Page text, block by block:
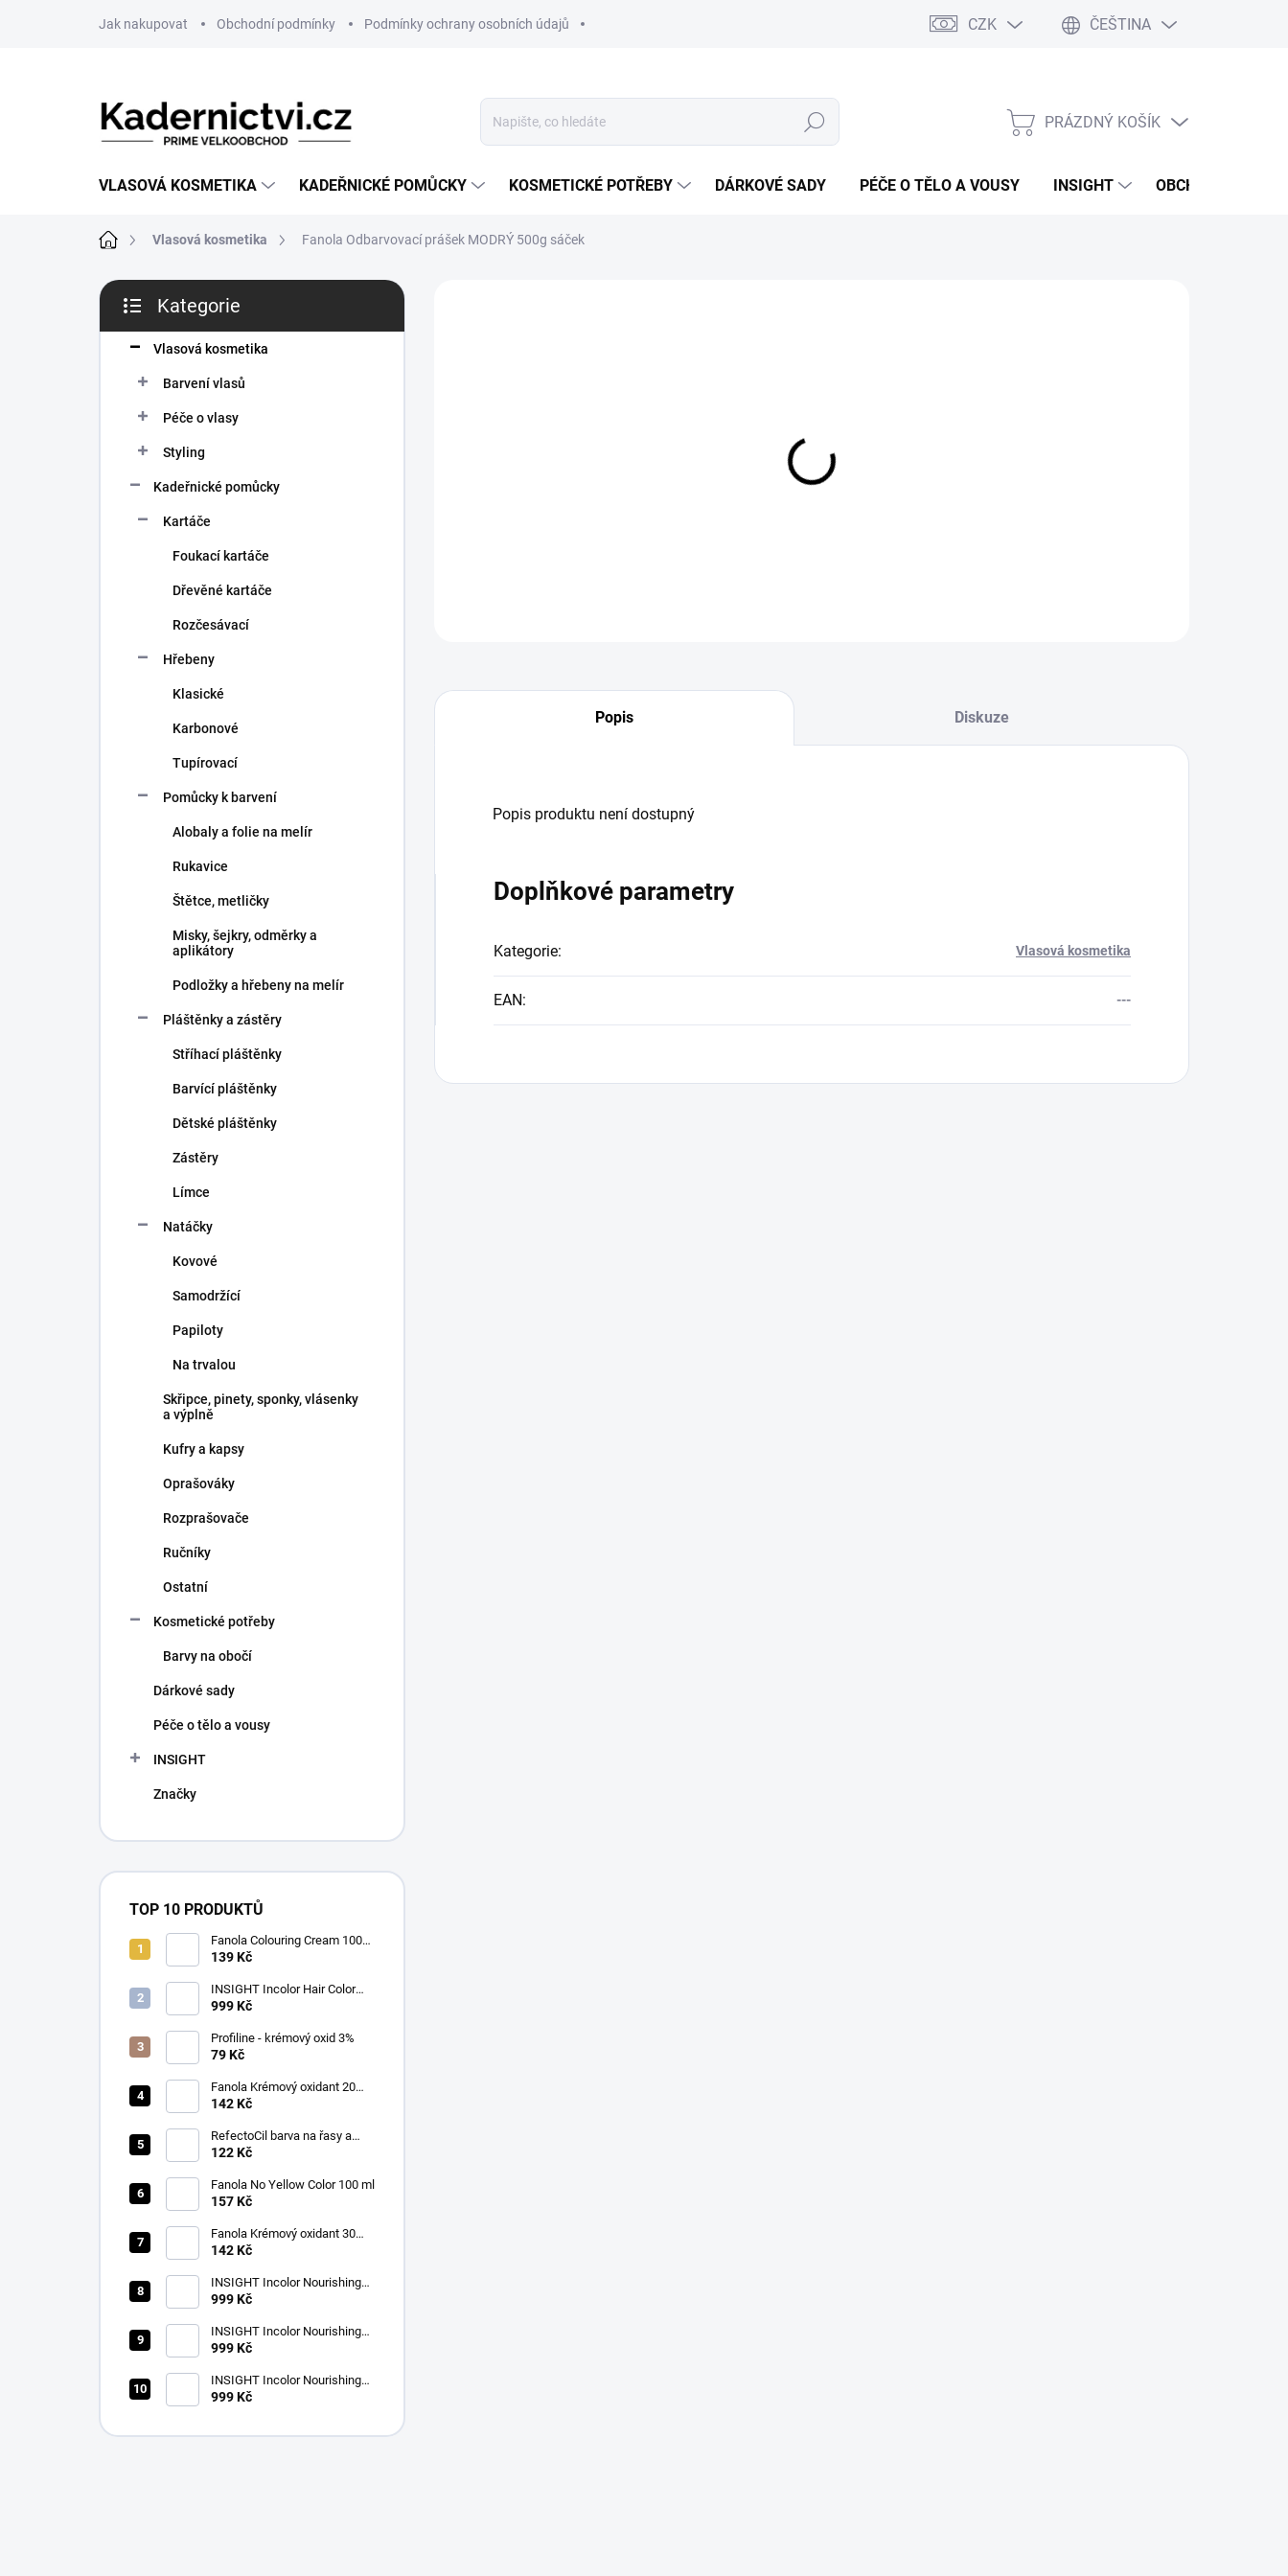
Jak nakupovat Obchodní podmínky Podmínky ochrany osobních údajů CZK ČEŠTINA
Hledat
NÁKUPNÍ
PRÁZDNÝ KOŠÍK
VLASOVÁ KOSMETIKA KADEŘNICKÉ POMŮCKY KOSMETICKÉ POTŘEBY DÁRKOVÉ SADY PÉČE O TĚLO A VOUSY INSIGHT OBCHODNÍ
Domů Vlasová kosmetika Fanola Odbarvovací prášek MODRÝ 500g sáček
P
s
kategorie
Kategorie
Vlasová kosmetika
Barvení vlasů
Péče o vlasy
Styling
Kadeřnické pomůcky
Kartáče
Foukací kartáče
Dřevěné kartáče
Rozčesávací
Hřebeny
Klasické
Karbonové
Tupírovací
Pomůcky k barvení
Alobaly a folie na melír
Rukavice
Štětce, metličky
Misky, šejkry, odměrky a
aplikátory
Podložky a hřebeny na melír
Pláštěnky a zástěry
Stříhací pláštěnky
Barvící pláštěnky
Dětské pláštěnky
Zástěry
Límce
Natáčky
Kovové
Samodržící
Papiloty
Na trvalou
Skřipce, pinety, sponky, vlásenky
a výplně
Kufry a kapsy
Oprašováky
Rozprašovače
Ručníky
Ostatní
Kosmetické potřeby
Barvy na obočí
Dárkové sady
Péče o tělo a vousy
INSIGHT
Značky
TOP 10 PRODUKTŮ
Fanola Colouring Cream 100
ml
139 Kč
INSIGHT Incolor Hair Color
100ml
999 Kč
Profiline - krémový oxid 3%
79 Kč
Fanola Krémový oxidant 20
VOL(6%)1000ml
142 Kč
RefectoCil barva na řasy a
obočí 3.1 světle hnědá 15 ml
122 Kč
Fanola No Yellow Color 100 ml
157 Kč
Fanola Krémový oxidant 30
VOL (9%) 1000ml
142 Kč
INSIGHT Incolor Nourishing
Color Activator 40 vol. (12%)
999 Kč
INSIGHT Incolor Nourishing
Color Activator 30 vol. (9%)
999 Kč
INSIGHT Incolor Nourishing
Color Activator 20 vol. (6%)
999 Kč
11.08.2026
Popis Diskuze
Popis produktu není dostupný
Doplňkové parametry
Kategorie: Vlasová kosmetika
EAN: ---